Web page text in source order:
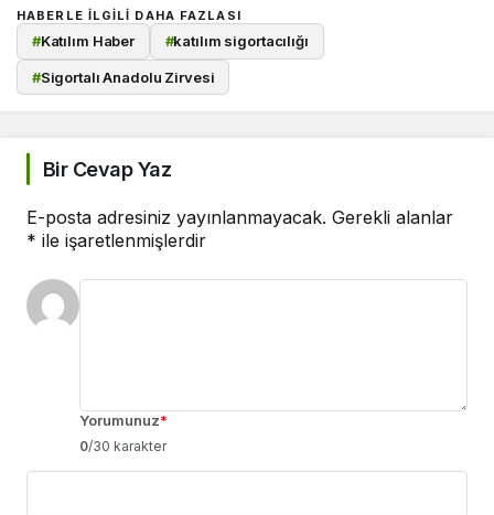
HABERLE ILGILI DAHA FAZLASI
#Katılım Haber #katılım sigortacılığı
#Sigortalı Anadolu Zirvesi
Bir Cevap Yaz
E-posta adresiniz yayınlanmayacak. Gerekli alanlar
* ile işaretlenmişlerdir
Yorumunuz*
0/30 karakter